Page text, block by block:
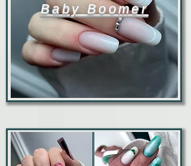
Baby Boomer